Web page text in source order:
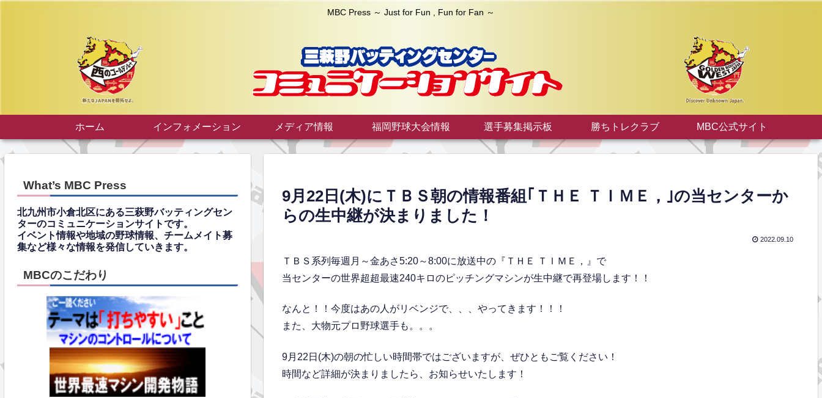
MBC Press ～ Just for Fun , Fun for Fan ～
ホーム インフォメーション メディア情報 福岡野球大会情報 選手募集掲示板 勝ちトレクラブ MBC公式サイト
9月22日(木)にＴＢＳ朝の情報番組｢ＴＨＥ ＴＩＭＥ，｣の当センターか
らの生中継が決まりました！
2022.09.10
ＴＢＳ系列毎週月～金あさ5:20～8:00に放送中の『ＴＨＥ ＴＩＭＥ，』で
当センターの世界超超最速240キロのピッチングマシンが生中継で再登場します！！
なんと！！今度はあの人がリベンジで、、、やってきます！！！
また、大物元プロ野球選手も。。。
9月22日(木)の朝の忙しい時間帯ではございますが、ぜひともご覧ください！
時間など詳細が決まりましたら、お知らせいたします！
What’s MBC Press
北九州市小倉北区にある三萩野バッティングセン
ターのコミュニケーションサイトです。
イベント情報や地域の野球情報、チームメイト募
集など様々な情報を発信していきます。
MBCのこだわり